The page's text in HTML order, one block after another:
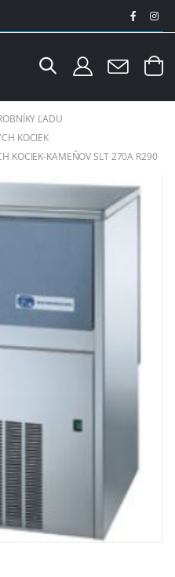
ĽADU
KOCIEK
KOCIEK-KAMEŇOV SLT 270A R290